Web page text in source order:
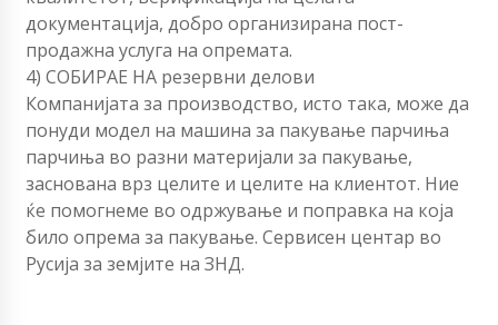
документација, добро организирана пост-
продажна услуга на опремата.
4) СОБИРАЕ НА резервни делови
Компанијата за производство, исто така, може да
понуди модел на машина за пакување парчиња
парчиња во разни материјали за пакување,
заснована врз целите и целите на клиентот. Ние
ќе помогнеме во одржување и поправка на која
било опрема за пакување. Сервисен центар во
Русија за земјите на ЗНД.